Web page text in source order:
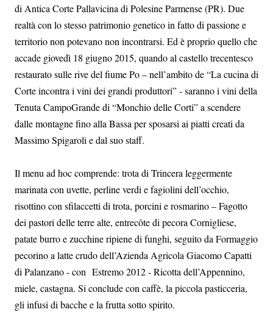
di Antica Corte Pallavicina di Polesine Parmense (PR). Due
realtà con lo stesso patrimonio genetico in fatto di passione e
territorio non potevano non incontrarsi. Ed è proprio quello che
accade giovedì 18 giugno 2015, quando al castello trecentesco
restaurato sulle rive del fiume Po – nell’ambito de “La cucina di
Corte incontra i vini dei grandi produttori” - saranno i vini della
Tenuta CampoGrande di “Monchio delle Corti” a scendere
dalle montagne fino alla Bassa per sposarsi ai piatti creati da
Massimo Spigaroli e dal suo staff.
Il menu ad hoc comprende: trota di Trincera leggermente
marinata con uvette, perline verdi e fagiolini dell’occhio,
risottino con sfilaccetti di trota, porcini e rosmarino – Fagotto
dei pastori delle terre alte, entrecôte di pecora Cornigliese,
patate burro e zucchine ripiene di funghi, seguito da Formaggio
pecorino a latte crudo dell’Azienda Agricola Giacomo Capatti
di Palanzano - con Estremo 2012 - Ricotta dell’Appennino,
miele, castagna. Si conclude con caffè, la piccola pasticceria,
gli infusi di bacche e la frutta sotto spirito.